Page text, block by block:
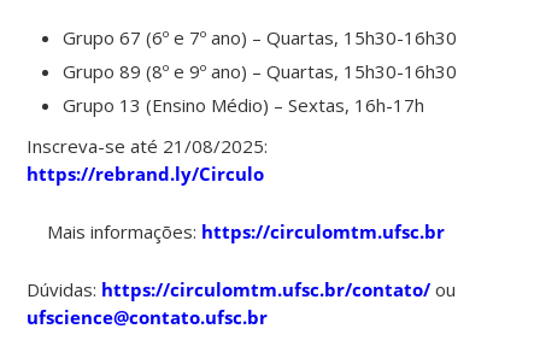
Grupo 67 (6º e 7º ano) – Quartas, 15h30-16h30
Grupo 89 (8º e 9º ano) – Quartas, 15h30-16h30
Grupo 13 (Ensino Médio) – Sextas, 16h-17h
Inscreva-se até 21/08/2025:
https://rebrand.ly/Circulo
Mais informações: https://circulomtm.ufsc.br
Dúvidas: https://circulomtm.ufsc.br/contato/ ou
ufscience@contato.ufsc.br